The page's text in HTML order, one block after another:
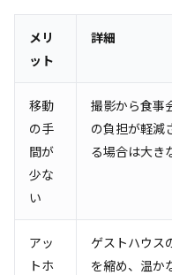
メリ
ット
詳細
移動
の手
間が
少な
い
撮影から食事
の負担が軽減
る場合は大き
アッ
トホ
ゲストハウス
を縮め、温か